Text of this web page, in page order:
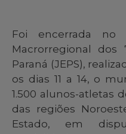
Foi encerrada no
Macrorregional dos
Paraná (JEPS),
os dias 11 a 14, o
1.500 alunos-atletas
das regiões
Estado, em